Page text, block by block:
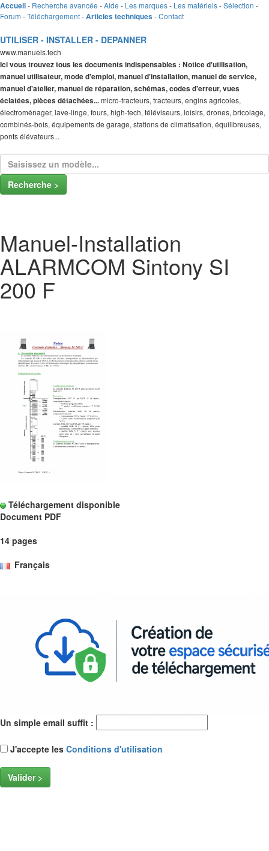
Accueil- Recherche avancée -Aide - Les marques- Les matériels-Sélection -
Forum -Téléchargement-Articles techniques -Contact
UTILISER - INSTALLER - DEPANNER
www.manuels.tech
Ici vous trouvez tous les documents indispensables : Notice d'utilisation,
manuel utilisateur, mode d'emploi, manuel d'installation, manuel de service,
manuel d'atelier, manuel de réparation, schémas, codes d'erreur, vues
éclatées, pièces détachées...micro-tracteurs, tracteurs, engins agricoles,
électroménager, lave-linge, fours, high-tech, téléviseurs, loisirs, drones, bricolage,
combinés-bois, équipements de garage, stations de climatisation, équilibreuses,
ponts élévateurs...
Recherche >
Manuel-Installation
ALARMCOM Sintony SI
200 F
Téléchargement disponible
Document PDF
14 pages
Français
Un simple email suffit :
J'accepte les Conditions d'utilisation
Valider >